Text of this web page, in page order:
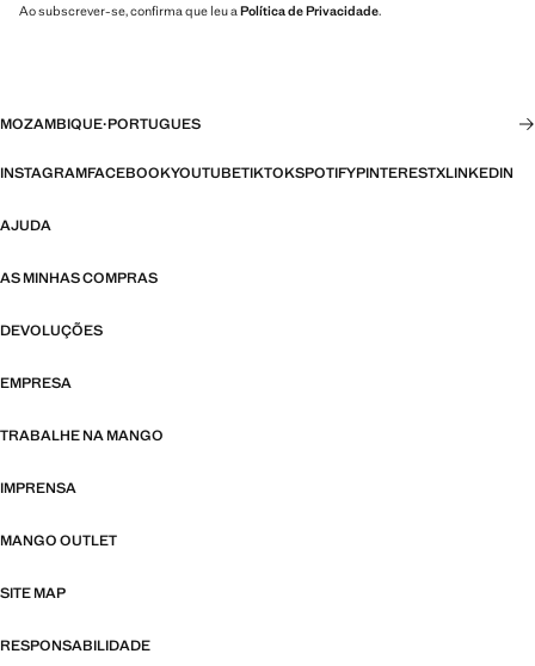
Ao subscrever-se, confirma que leu a Política de Privacidade.
MOZAMBIQUE·PORTUGUES
INSTAGRAMFACEBOOKYOUTUBETIKTOKSPOTIFYPINTERESTXLINKEDIN
AJUDA
AS MINHAS COMPRAS
DEVOLUÇÕES
EMPRESA
TRABALHE NA MANGO
IMPRENSA
MANGO OUTLET
SITE MAP
RESPONSABILIDADE